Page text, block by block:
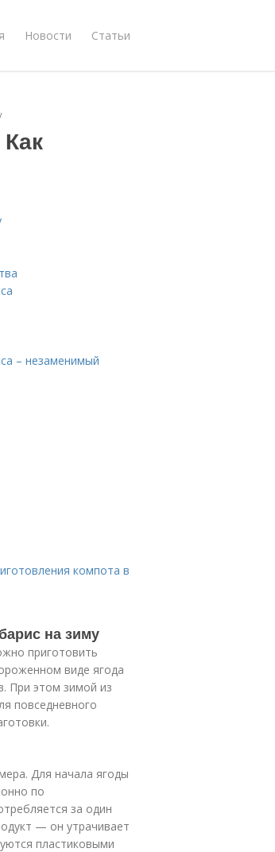
Новости Статьи
– незаменимый
компота в
на зиму
приготовить
виде ягода
При этом зимой из
повседневного
Для начала ягоды
по
за один
— он утрачивает
пластиковыми